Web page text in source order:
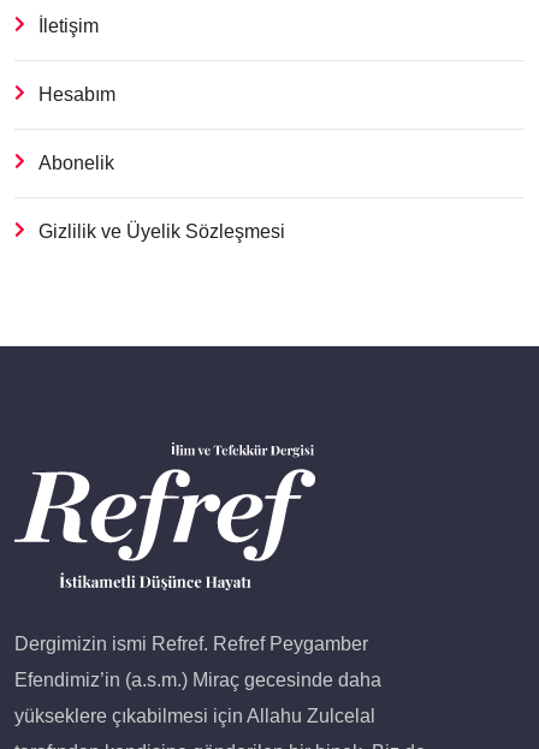
İletişim
Hesabım
Abonelik
Gizlilik ve Üyelik Sözleşmesi
Dergimizin ismi Refref. Refref Peygamber
Efendimiz’in (a.s.m.) Miraç gecesinde daha
yükseklere çıkabilmesi için Allahu Zulcelal